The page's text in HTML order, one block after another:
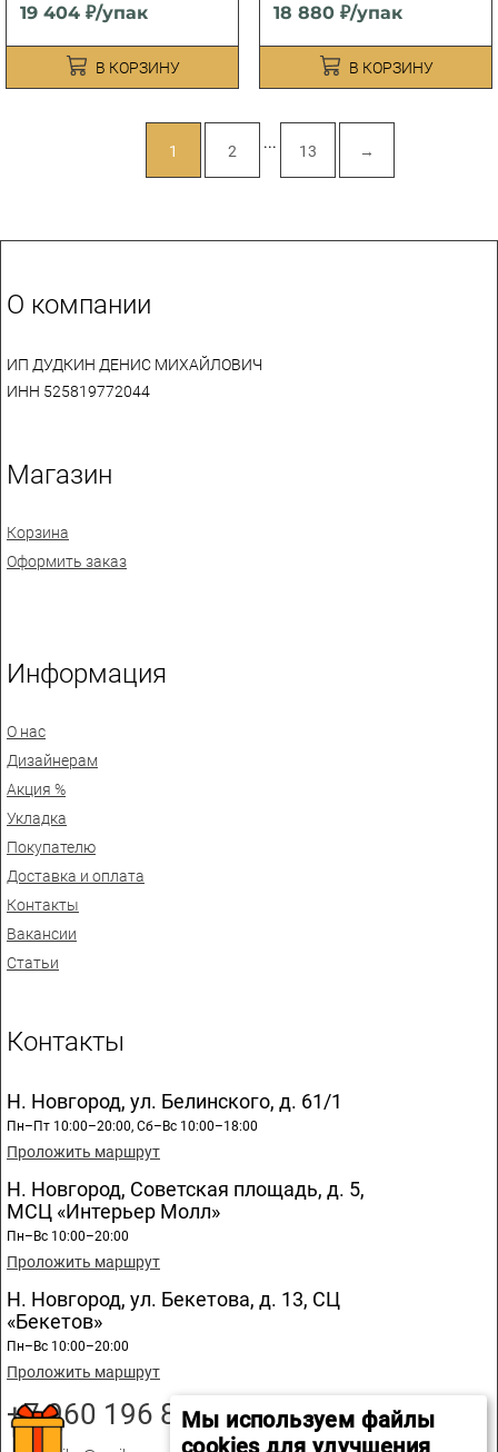
19 404 ₽/упак
В КОРЗИНУ
18 880 ₽/упак
В КОРЗИНУ
1 2 ... 13 →
О компании
ИП ДУДКИН ДЕНИС МИХАЙЛОВИЧ
ИНН 525819772044
Магазин
Корзина
Оформить заказ
Информация
О нас
Дизайнерам
Акция %
Укладка
Покупателю
Доставка и оплата
Контакты
Вакансии
Статьи
Контакты
Н. Новгород, ул. Белинского, д. 61/1
Пн–Пт 10:00–20:00, Сб–Вс 10:00–18:00
Проложить маршрут
Н. Новгород, Советская площадь, д. 5,
МСЦ «Интерьер Молл»
Пн–Вс 10:00–20:00
Проложить маршрут
Н. Новгород, ул. Бекетова, д. 13, СЦ
«Бекетов»
Пн–Вс 10:00–20:00
Проложить маршрут
+7 960 196 89 20Мы используем файлы
cookies для улучшения